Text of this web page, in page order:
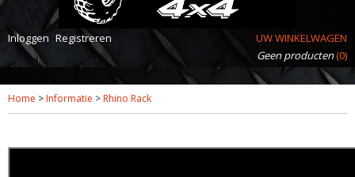
Inloggen Registreren
UW WINKELWAGEN
Geen producten(0)
Home > Informatie > Rhino Rack